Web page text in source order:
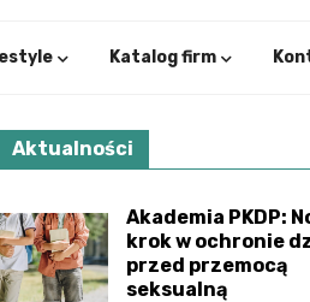
Katalog firm
Aktualności
Akademia PKDP:
krok w ochronie
przed przemocą
seksualną